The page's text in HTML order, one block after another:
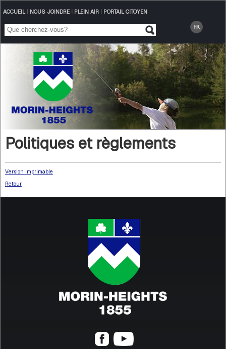
ACCUEIL| NOUS JOINDRE| PLEIN AIR| PORTAIL CITOYEN
Politiques et règlements
Version imprimable
Retour